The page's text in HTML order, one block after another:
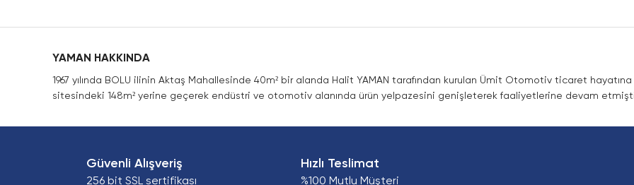
YAMAN HAKKINDA
1967 yılında BOLU ilinin Aktaş Mahallesinde 40m² bir alanda Halit YAMAN tarafından kurulan Ümit Otomotiv ticaret
sitesindeki 148m² yerine geçerek endüstri ve otomotiv alanında ürün yelpazesini genişleterek faaliyetlerine devam
Güvenli Alışveriş
256 bit SSL sertifikası
Hızlı Teslimat
%100 Mutlu Müşteri